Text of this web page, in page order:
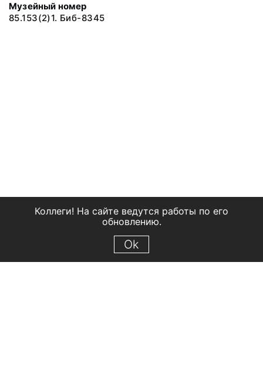
Музейный номер
85.153(2)1. Биб-8345
Коллеги! На сайте ведутся работы по его
обновлению.
Ok